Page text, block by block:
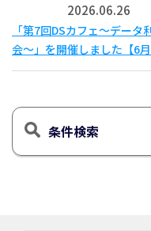
2026.06.26
「第7回DSカフェ〜デー
会〜」を開催しました【6月
条件検索